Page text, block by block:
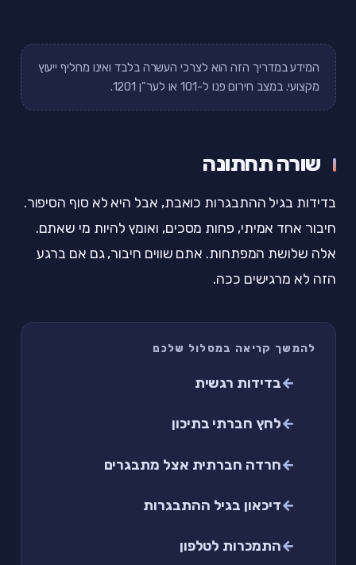
המידע במדריך הזה הוא לצרכי העשרה בלבד ואינו מחליף ייעוץ
מקצועי. במצב חירום פנו ל-101 או לער"ן 1201.
שורה תחתונה
בדידות בגיל ההתבגרות כואבת, אבל היא לא סוף הסיפור.
חיבור אחד אמיתי, פחות מסכים, ואומץ להיות מי שאתם.
אלה שלושת המפתחות. אתם שווים חיבור, גם אם ברגע
הזה לא מרגישים ככה.
להמשך קריאה במסלול שלכם
בדידות רגשית
לחץ חברתי בתיכון
חרדה חברתית אצל מתבגרים
דיכאון בגיל ההתבגרות
התמכרות לטלפון